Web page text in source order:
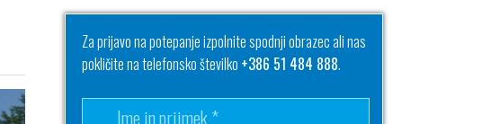
Za prijavo na potepanje izpolnite spodnji obrazec ali nas
pokličite na telefonsko številko +386 51 484 888.